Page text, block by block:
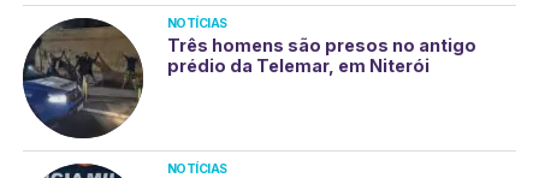
NOTÍCIAS
Três homens são presos no antigo
prédio da Telemar, em Niterói
NOTÍCIAS